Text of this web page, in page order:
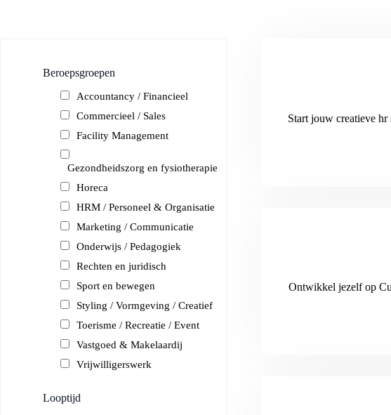
Start jouw creatieve hr
Ontwikkel jezelf op
Beroepsgroepen
Accountancy / Financieel
Commercieel / Sales
Facility Management
Gezondheidszorg en fysiotherapie
Horeca
HRM / Personeel & Organisatie
Marketing / Communicatie
Onderwijs / Pedagogiek
Rechten en juridisch
Sport en bewegen
Styling / Vormgeving / Creatief
Toerisme / Recreatie / Event
Vastgoed & Makelaardij
Vrijwilligerswerk
Looptijd